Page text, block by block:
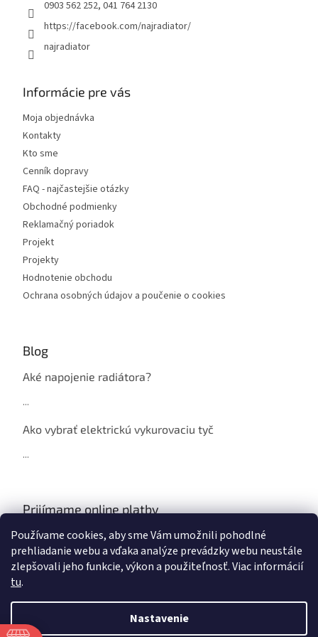
Používame cookies, aby sme Vám umožnili pohodlné
prehliadanie webu a vďaka analýze prevádzky webu neustále
zlepšovali jeho funkcie, výkon a použiteľnosť. Viac informácií
tu.
Nastavenie
0903 562 252, 041 764 2130
https://facebook.com/najradiator/
najradiator
Informácie pre vás
Moja objednávka
Kontakty
Kto sme
Cenník dopravy
FAQ - najčastejšie otázky
Obchodné podmienky
Reklamačný poriadok
Projekt
Projekty
Hodnotenie obchodu
Ochrana osobných údajov a poučenie o cookies
Blog
Aké napojenie radiátora?
...
Ako vybrať elektrickú vykurovaciu tyč
...
Prijímame online platby